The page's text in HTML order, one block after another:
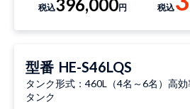
税込396,000円 税込
型番 HE-S46LQS
タンク形式：460L（4名～6名）高効
タンク